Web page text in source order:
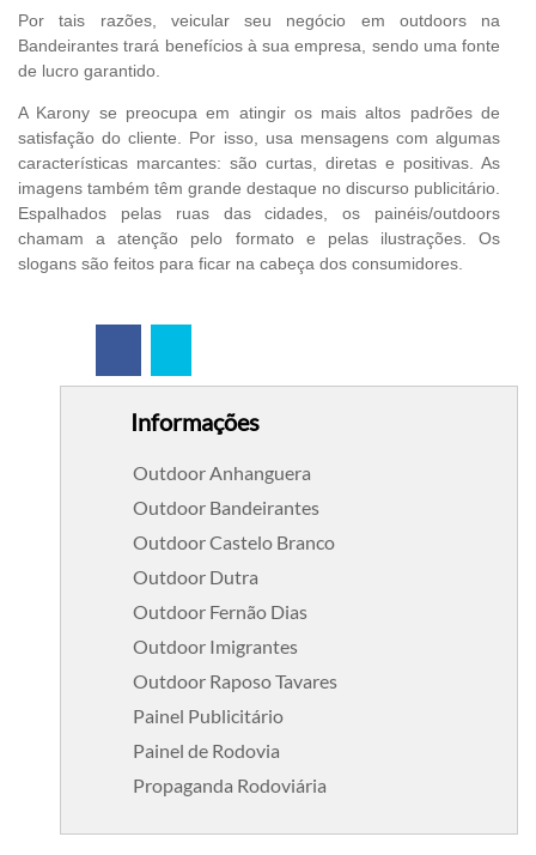
Por tais razões, veicular seu negócio em outdoors na
Bandeirantes trará benefícios à sua empresa, sendo uma fonte
de lucro garantido.
A Karony se preocupa em atingir os mais altos padrões de
satisfação do cliente. Por isso, usa mensagens com algumas
características marcantes: são curtas, diretas e positivas. As
imagens também têm grande destaque no discurso publicitário.
Espalhados pelas ruas das cidades, os painéis/outdoors
chamam a atenção pelo formato e pelas ilustrações. Os
slogans são feitos para ficar na cabeça dos consumidores.
Informações
Outdoor Anhanguera
Outdoor Bandeirantes
Outdoor Castelo Branco
Outdoor Dutra
Outdoor Fernão Dias
Outdoor Imigrantes
Outdoor Raposo Tavares
Painel Publicitário
Painel de Rodovia
Propaganda Rodoviária